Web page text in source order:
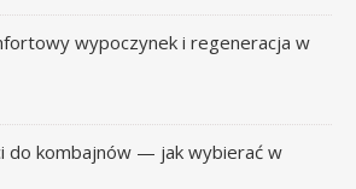
wypoczynek i regeneracja w
do kombajnów — jak wybierać w